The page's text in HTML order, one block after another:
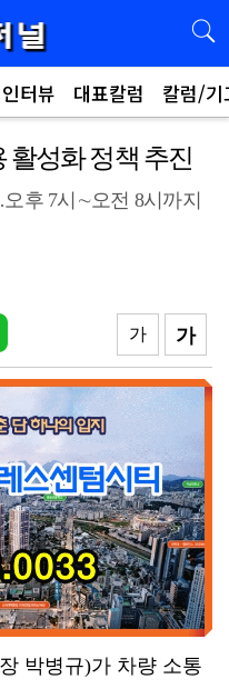
인터뷰 대표칼럼 칼럼/기
활성화 정책 추진
후 7시∼오전 8시까지
가
가
박병규)가 차량 소통